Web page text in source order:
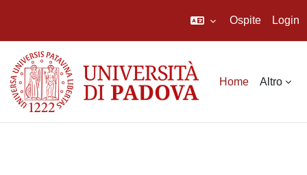
Ospite Login
Home Altro